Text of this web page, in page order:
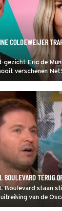
COLDEWEIJER
Eric de
verschenen
Dat liep
en Eric laat nu
'Dat ligt
TERUG
Boulevard staan
van de
Awards,